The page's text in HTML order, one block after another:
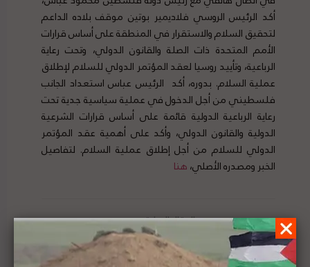
أكد الرئيس الروسي فلاديمير بوتين موقف بلاده الداعم
لتحقيق السلام والاستقرار في المنطقة على أساس قرارات
الأمم المتحدة ذات الصلة والقانون الدولي، وتحت رعاية
الرباعية، وتأييد روسيا لعقد المؤتمر الدولي للسلام لإطلاق
عملية السلام. بدوره، أكد الرئيس عباس استعداد الجانب
فلسطيني من أجل الدخول في عملية سياسية جدية تحت
رعاية الرباعية الدولية قائمة على أساس قرارات الشرعية
الدولية والقانون الدولي، وأكد على أهمية عقد المؤتمر
الدولي للسلام من أجل إطلاق عملية السلام. لتفاصيل
الخبر ومصدره الأصلي،هنا
الإتحاد الأوروبي يتبرع بمبلغ 4,6 مليون يورو إضافية
لدعم وكالة الأونروا لإنقاذها من أزمتها المالية